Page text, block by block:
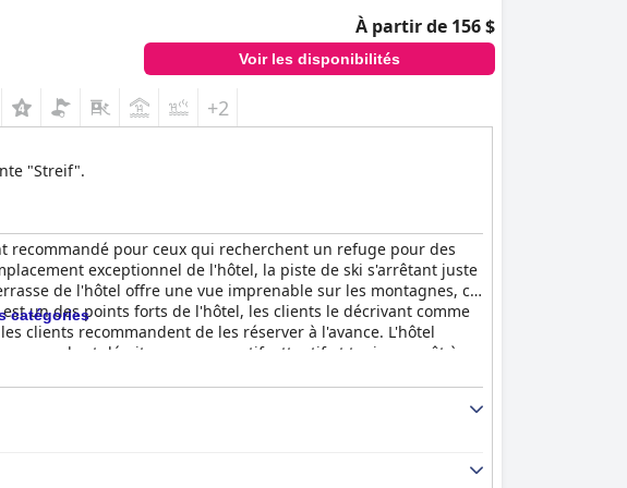
À partir de 156 $
Voir les disponibilités
+2
"Streif".
recommandé pour ceux qui recherchent un refuge pour des
exceptionnel de l'hôtel, la piste de ski s'arrêtant juste
de l'hôtel offre une vue imprenable sur les montagnes, ce
un des points forts de l'hôtel, les clients le décrivant comme
clients recommandent de les réserver à l'avance. L'hôtel
est décrit comme proactif, attentif et toujours prêt à
atmosphère tranquille et agréable. La piscine est un élément
un excellent rapport qualité-prix et des possibilités d'accès
au ski. Dans l'ensemble, l'
catégories